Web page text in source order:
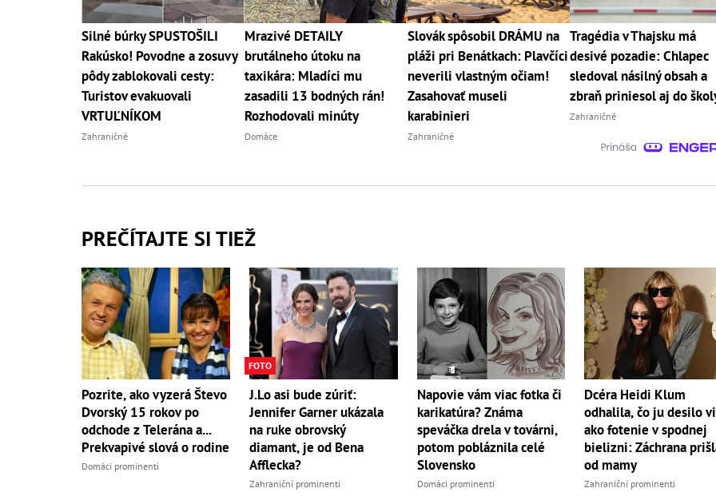
Silné búrky SPUSTOŠILI
Rakúsko! Povodne a zosuvy
pôdy zablokovali cesty:
Turistov evakuovali
VRTUĽNÍKOM
Zahraničné
Mrazivé DETAILY
brutálneho útoku na
taxikára: Mladíci mu
zasadili 13 bodných rán!
Rozhodovali minúty
Domáce
Slovák spôsobil DRÁMU na
pláži pri Benátkach: Plavčíci
neverili vlastným očiam!
Zasahovať museli
karabinieri
Zahraničné
Tragédia v Thajsku má
desivé pozadie: Chlapec
sledoval násilný obsah a
zbraň priniesol aj do
Zahraničné
PREČÍTAJTE SI TIEŽ
Pozrite, ako vyzerá Števo
Dvorský 15 rokov po
odchode z Telerána a...
Prekvapivé slová o rodine
Domáci prominenti
FOTO
J.Lo asi bude zúriť:
Jennifer Garner ukázala
na ruke obrovský
diamant, je od Bena
Afflecka?
Zahraniční prominenti
Napovie vám viac fotka či
karikatúra? Známa
speváčka drela v továrni,
potom pobláznila celé
Slovensko
Domáci prominenti
Dcéra Heidi Klum
odhalila, čo ju desilo
ako fotenie v spodnej
bielizni: Záchrana
od mamy
Zahraniční prominenti